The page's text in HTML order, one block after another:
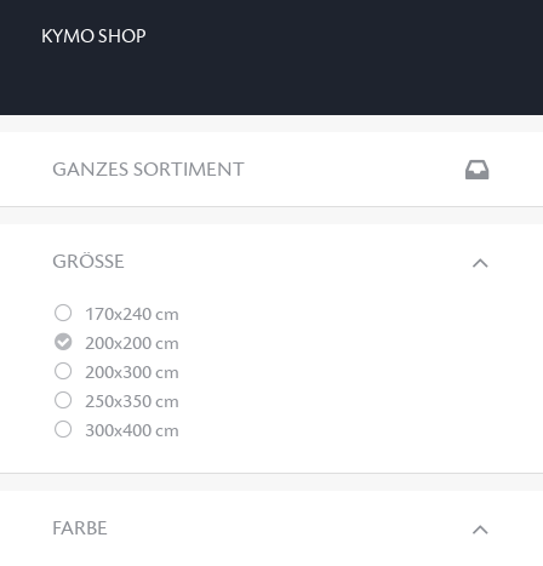
KYMO SHOP
GANZES SORTIMENT
GRÖSSE
170x240 cm
200x200 cm
200x300 cm
250x350 cm
300x400 cm
FARBE